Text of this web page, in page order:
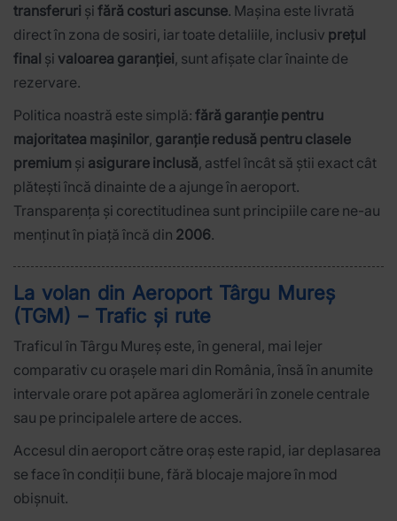
transferuri și fără costuri ascunse. Mașina este livrată
direct în zona de sosiri, iar toate detaliile, inclusiv prețul
final și valoarea garanției, sunt afișate clar înainte de
rezervare.
Politica noastră este simplă: fără garanție pentru
majoritatea mașinilor, garanție redusă pentru clasele
premium și asigurare inclusă, astfel încât să știi exact cât
plătești încă dinainte de a ajunge în aeroport.
Transparența și corectitudinea sunt principiile care ne-au
menținut în piață încă din 2006.
La volan din Aeroport Târgu Mureș
(TGM) – Trafic și rute
Traficul în Târgu Mureș este, în general, mai lejer
comparativ cu orașele mari din România, însă în anumite
intervale orare pot apărea aglomerări în zonele centrale
sau pe principalele artere de acces.
Accesul din aeroport către oraș este rapid, iar deplasarea
se face în condiții bune, fără blocaje majore în mod
obișnuit.